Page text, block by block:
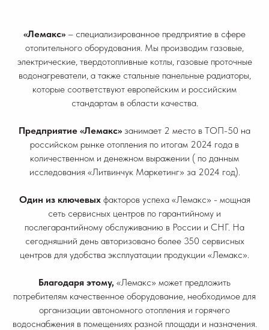
«Лемакс» – специализированное предприятие в сфере
отопительного оборудования. Мы производим газовые,
электрические, твердотопливные котлы, газовые проточные
водонагреватели, а также стальные панельные радиаторы,
которые соответствуют европейским и российским
стандартам в области качества.
Предприятие «Лемакс» занимает 2 место в ТОП-50 на
российском рынке отопления по итогам 2024 года в
количественном и денежном выражении ( по данным
исследования «Литвинчук Маркетинг» за 2024 год).
Один из ключевыхфакторов успеха «Лемакс» - мощная
сеть сервисных центров по гарантийному и
послегарантийному обслуживанию в России и СНГ. На
сегодняшний день авторизовано более 350 сервисных
центров для удобства эксплуатации продукции «Лемакс».
Благодаря этому, «Лемакс» может предложить
потребителям качественное оборудование, необходимое для
организации автономного отопления и горячего
водоснабжения в помещениях разной площади и назначения.